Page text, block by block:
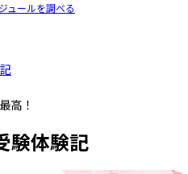
ュールを調べる
高！
験体験記